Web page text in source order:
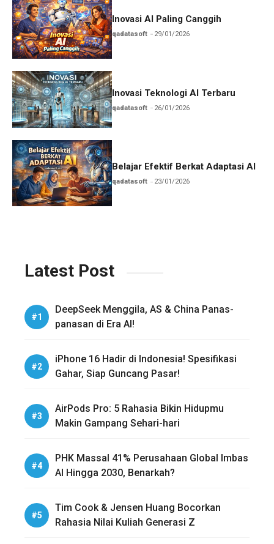
Inovasi AI Paling Canggih
qadatasoft 29/01/2026
Inovasi Teknologi AI Terbaru
qadatasoft 26/01/2026
Belajar Efektif Berkat Adaptasi AI
qadatasoft 23/01/2026
Latest Post
DeepSeek Menggila, AS & China Panas-
panasan di Era AI!
iPhone 16 Hadir di Indonesia! Spesifikasi
Gahar, Siap Guncang Pasar!
AirPods Pro: 5 Rahasia Bikin Hidupmu
Makin Gampang Sehari-hari
PHK Massal 41% Perusahaan Global Imbas
AI Hingga 2030, Benarkah?
Tim Cook & Jensen Huang Bocorkan
Rahasia Nilai Kuliah Generasi Z